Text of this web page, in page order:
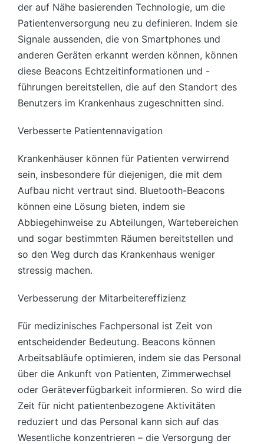
der auf Nähe basierenden Technologie, um die
Patientenversorgung neu zu definieren. Indem sie
Signale aussenden, die von Smartphones und
anderen Geräten erkannt werden können, können
diese Beacons Echtzeitinformationen und -
führungen bereitstellen, die auf den Standort des
Benutzers im Krankenhaus zugeschnitten sind.
Verbesserte Patientennavigation
Krankenhäuser können für Patienten verwirrend
sein, insbesondere für diejenigen, die mit dem
Aufbau nicht vertraut sind. Bluetooth-Beacons
können eine Lösung bieten, indem sie
Abbiegehinweise zu Abteilungen, Wartebereichen
und sogar bestimmten Räumen bereitstellen und
so den Weg durch das Krankenhaus weniger
stressig machen.
Verbesserung der Mitarbeitereffizienz
Für medizinisches Fachpersonal ist Zeit von
entscheidender Bedeutung. Beacons können
Arbeitsabläufe optimieren, indem sie das Personal
über die Ankunft von Patienten, Zimmerwechsel
oder Geräteverfügbarkeit informieren. So wird die
Zeit für nicht patientenbezogene Aktivitäten
reduziert und das Personal kann sich auf das
Wesentliche konzentrieren – die Versorgung der